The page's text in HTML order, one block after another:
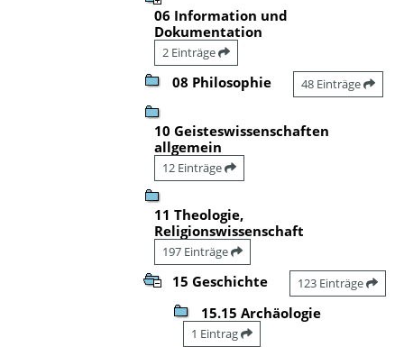
06 Information und
Dokumentation
2 Einträge
08 Philosophie 48 Einträge
10 Geisteswissenschaften
allgemein
12 Einträge
11 Theologie,
Religionswissenschaft
197 Einträge
15 Geschichte 123 Einträge
15.15 Archäologie
1 Eintrag